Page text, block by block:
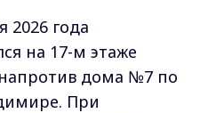
2026 года
на 17-м этаже
дома №7 по
При